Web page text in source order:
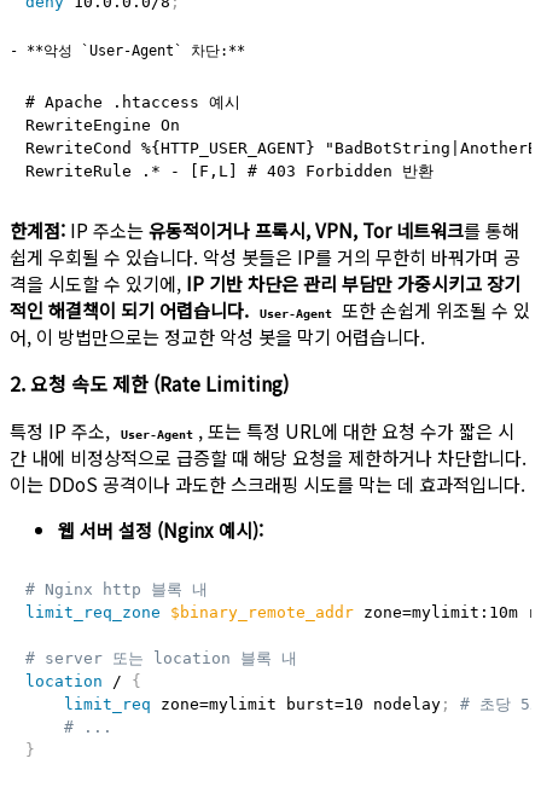
# Apache .htaccess 예시
RewriteEngine On
RewriteCond %{HTTP_USER_AGENT}
RewriteRule .* - [F,L] # 403 Forbidden 반환
한계점: IP 주소는유동적이거나 프록시, VPN, Tor 네트워크를 통해
쉽게 우회될 수 있습니다. 악성 봇들은 IP를 거의 무한히 바꿔가며 공
격을 시도할 수 있기에, IP 기반 차단은 관리 부담만 가중시키고 장기
적인 해결책이 되기 어렵습니다.
User-Agent
또한 손쉽게 위조될 수 있
어, 이 방법만으로는 정교한 악성 봇을 막기 어렵습니다.
2. 요청 속도 제한 (Rate Limiting)
특정 IP 주소, User-Agent , 또는 특정 URL에 대한 요청 수가 짧은 시
간 내에 비정상적으로 급증할 때 해당 요청을 제한하거나 차단합니다.
이는 DDoS 공격이나 과도한 스크래핑 시도를 막는 데 효과적입니다.
웹 서버 설정 (Nginx 예시):
# Nginx http 블록 내
limit_req_zone
$binary_remote_addr zone=mylimit:10m
# server 또는 location 블록 내
location /
{
limit_req zone=mylimit burst=10 nodelay;
# 초당 5
# ...
}